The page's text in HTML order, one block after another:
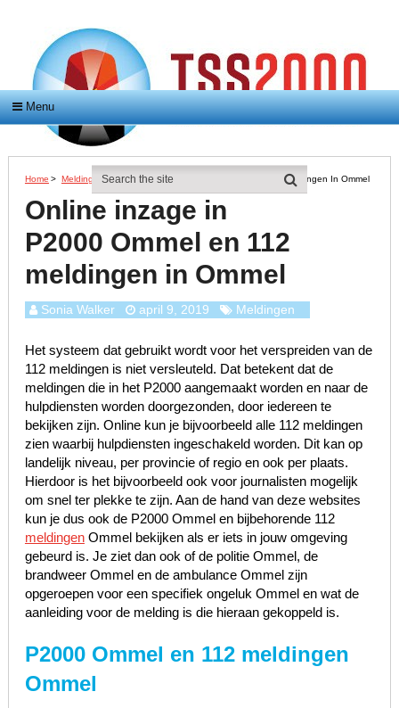
Menu
Home > Meldingen > Online Inzage In P2000 Ommel En 112 Meldingen In Ommel
Online inzage in
P2000 Ommel en 112
meldingen in Ommel
Sonia Walker april 9, 2019 Meldingen
Het systeem dat gebruikt wordt voor het verspreiden van de
112 meldingen is niet versleuteld. Dat betekent dat de
meldingen die in het P2000 aangemaakt worden en naar de
hulpdiensten worden doorgezonden, door iedereen te
bekijken zijn. Online kun je bijvoorbeeld alle 112 meldingen
zien waarbij hulpdiensten ingeschakeld worden. Dit kan op
landelijk niveau, per provincie of regio en ook per plaats.
Hierdoor is het bijvoorbeeld ook voor journalisten mogelijk
om snel ter plekke te zijn. Aan de hand van deze websites
kun je dus ook de P2000 Ommel en bijbehorende 112
meldingenOmmel bekijken als er iets in jouw omgeving
gebeurd is. Je ziet dan ook of de politie Ommel, de
brandweer Ommel en de ambulance Ommel zijn
opgeroepen voor een specifiek ongeluk Ommel en wat de
aanleiding voor de melding is die hieraan gekoppeld is.
P2000 Ommel en 112 meldingen
Ommel